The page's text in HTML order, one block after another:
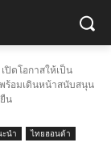
ปิดโอกาสให้เป็น
ร้อมเดินหน้าสนับสนุน
น
นำ ไทยฮอนด้า